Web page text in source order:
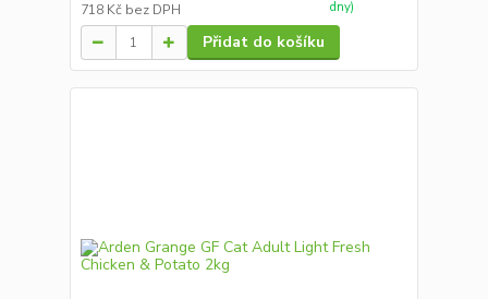
718 Kč bez DPH dny)
Přidat do košíku